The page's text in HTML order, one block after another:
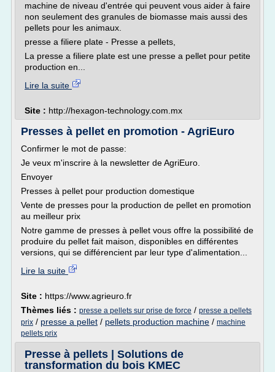
machine de niveau d'entrée qui peuvent vous aider à faire
non seulement des granules de biomasse mais aussi des
pellets pour les animaux.
presse a filiere plate - Presse a pellets,
La presse a filiere plate est une presse a pellet pour petite
production en...
Lire la suite
Site : http://hexagon-technology.com.mx
Presses à pellet en promotion - AgriEuro
Confirmer le mot de passe:
Je veux m'inscrire à la newsletter de AgriEuro.
Envoyer
Presses à pellet pour production domestique
Vente de presses pour la production de pellet en promotion
au meilleur prix
Notre gamme de presses à pellet vous offre la possibilité de
produire du pellet fait maison, disponibles en différentes
versions, qui se différencient par leur type d'alimentation...
Lire la suite
Site : https://www.agrieuro.fr
Thèmes liés : presse a pellets sur prise de force / presse a pellets
prix / presse a pellet / pellets production machine / machine
pellets prix
Presse à pellets | Solutions de
transformation du bois KMEC